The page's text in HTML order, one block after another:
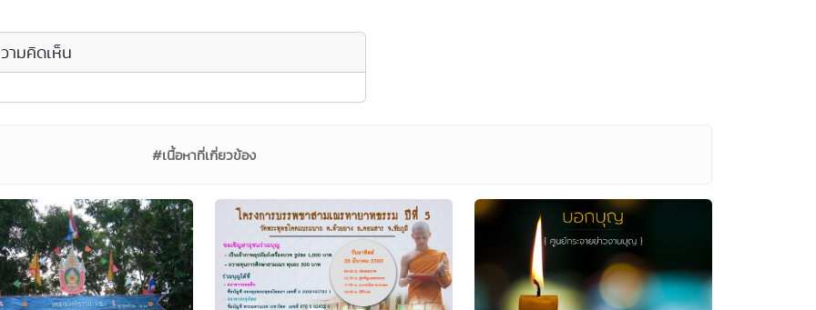
ามคิดเห็น
#เนื้อหาที่เกี่ยวข้อง